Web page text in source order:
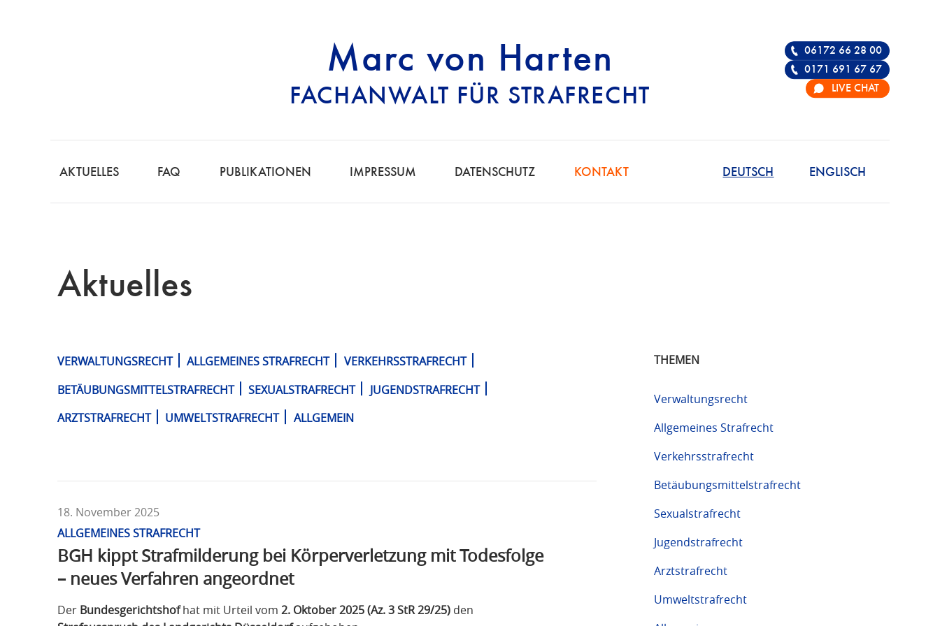
Marc von Harten
FACHANWALT FÜR STRAFRECHT
STRAFRECHT | RECHTSANWALT FÜR DIE
H
AKTUELLES FAQ PUBLIKATIONEN IMPRESSUM DATENSCHUTZ KONTAKT ENGLISCH
DEUTSCH
06172 66 28 00
0171 691 67 67
LIVE CHAT
Aktuelles
VERWALTUNGSRECHT ALLGEMEINES STRAFRECHT
VERKEHRSSTRAFRECHT
BETÄUBUNGSMITTELSTRAFRECHT
SEXUALSTRAFRECHT
JUGENDSTRAFRECHT
ARZTSTRAFRECHT
UMWELTSTRAFRECHT ALLGEMEIN
18. November 2025
ALLGEMEINES STRAFRECHT
BGH kippt Strafmilderung bei Körperverletzung mit Todesfolge
– neues Verfahren angeordnet
Der Bundesgerichtshofhat mit Urteil vom 2. Oktober 2025 (Az. 3 StR 29/25) den
THEMEN
Verwaltungsrecht
Allgemeines Strafrecht
Verkehrsstrafrecht
Betäubungsmittelstrafrecht
Sexualstrafrecht
Jugendstrafrecht
Arztstrafrecht
Umweltstrafrecht